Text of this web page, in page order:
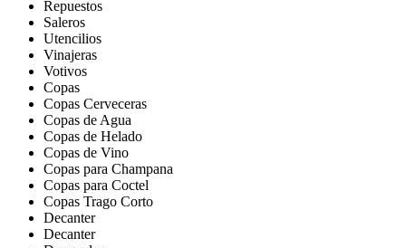
Repuestos
Saleros
Utencilios
Vinajeras
Votivos
Copas
Copas Cerveceras
Copas de Agua
Copas de Helado
Copas de Vino
Copas para Champana
Copas para Coctel
Copas Trago Corto
Decanter
Decanter